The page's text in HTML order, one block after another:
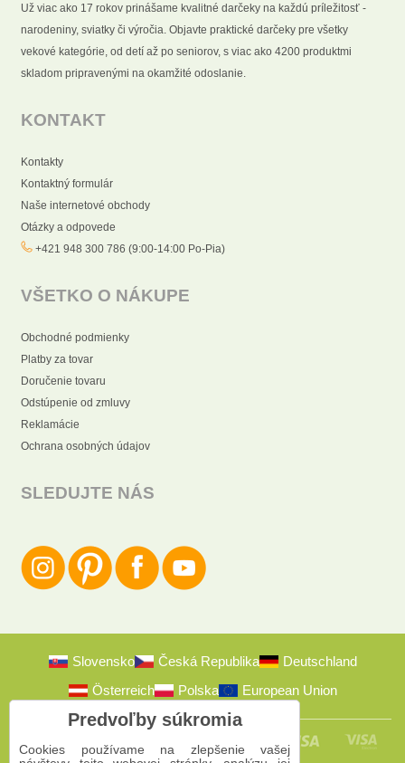
Už viac ako 17 rokov prinášame kvalitné darčeky na každú príležitosť -
narodeniny, sviatky či výročia. Objavte praktické darčeky pre všetky
vekové kategórie, od detí až po seniorov, s viac ako 4200 produktmi
skladom pripravenými na okamžité odoslanie.
KONTAKT
Kontakty
Kontaktný formulár
Naše internetové obchody
Otázky a odpovede
+421 948 300 786 (9:00-14:00 Po-Pia)
VŠETKO O NÁKUPE
Obchodné podmienky
Platby za tovar
Doručenie tovaru
Odstúpenie od zmluvy
Reklamácie
Ochrana osobných údajov
SLEDUJTE NÁS
Slovensko Česká Republika
Deutschland
Österreich
Polska European Union
Predvoľby súkromia
Cookies používame na zlepšenie vašej